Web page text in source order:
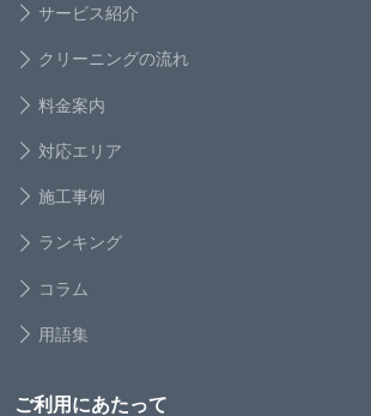
サービス紹介
クリーニングの流れ
料金案内
対応エリア
施工事例
ランキング
コラム
用語集
ご利用にあたって